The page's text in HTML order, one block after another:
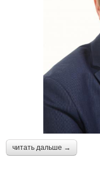
читать дальше →